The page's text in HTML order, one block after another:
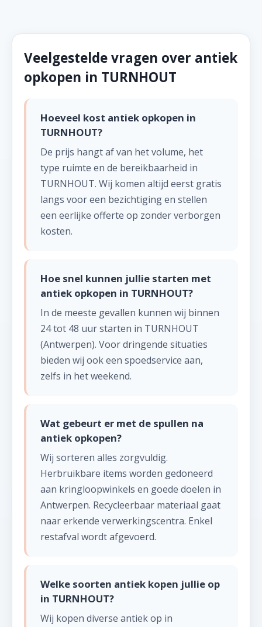
Veelgestelde vragen over antiek
opkopen in TURNHOUT
Hoeveel kost antiek opkopen in
TURNHOUT?
De prijs hangt af van het volume, het
type ruimte en de bereikbaarheid in
TURNHOUT. Wij komen altijd eerst gratis
langs voor een bezichtiging en stellen
een eerlijke offerte op zonder verborgen
kosten.
Hoe snel kunnen jullie starten met
antiek opkopen in TURNHOUT?
In de meeste gevallen kunnen wij binnen
24 tot 48 uur starten in TURNHOUT
(Antwerpen). Voor dringende situaties
bieden wij ook een spoedservice aan,
zelfs in het weekend.
Wat gebeurt er met de spullen na
antiek opkopen?
Wij sorteren alles zorgvuldig.
Herbruikbare items worden gedoneerd
aan kringloopwinkels en goede doelen in
Antwerpen. Recycleerbaar materiaal gaat
naar erkende verwerkingscentra. Enkel
restafval wordt afgevoerd.
Welke soorten antiek kopen jullie op
in TURNHOUT?
Wij kopen diverse antiek op in